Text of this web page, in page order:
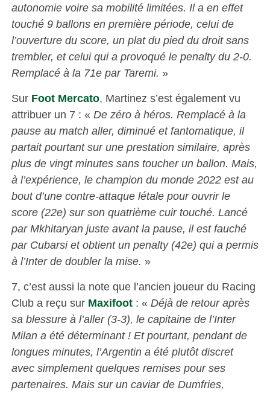
autonomie voire sa mobilité limitées. Il a en effet
touché 9 ballons en première période, celui de
l’ouverture du score, un plat du pied du droit sans
trembler, et celui qui a provoqué le penalty du 2-0.
Remplacé à la 71e par Taremi. »
Sur Foot Mercato, Martinez s’est également vu
attribuer un 7 : « De zéro à héros. Remplacé à la
pause au match aller, diminué et fantomatique, il
partait pourtant sur une prestation similaire, après
plus de vingt minutes sans toucher un ballon. Mais,
à l’expérience, le champion du monde 2022 est au
bout d’une contre-attaque létale pour ouvrir le
score (22e) sur son quatrième cuir touché. Lancé
par Mkhitaryan juste avant la pause, il est fauché
par Cubarsi et obtient un penalty (42e) qui a permis
à l’Inter de doubler la mise. »
7, c’est aussi la note que l’ancien joueur du Racing
Club a reçu sur Maxifoot: « Déjà de retour après
sa blessure à l’aller (3-3), le capitaine de l’Inter
Milan a été déterminant ! Et pourtant, pendant de
longues minutes, l’Argentin a été plutôt discret
avec simplement quelques remises pour ses
partenaires. Mais sur un caviar de Dumfries,